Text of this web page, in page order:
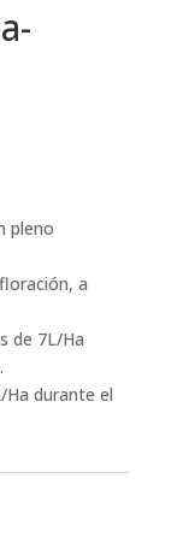
pleno
a
de 7L/Ha
Ha durante el